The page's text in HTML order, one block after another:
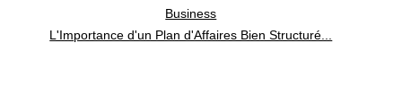
Business
L'Importance d'un Plan d'Affaires Bien Structuré...